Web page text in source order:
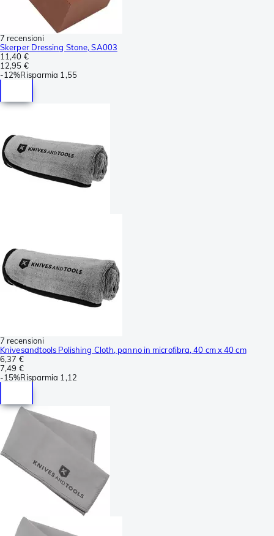
7 recensioni
Skerper Dressing Stone, SA003
11,40 €
12,95 €
-12%Risparmia 1,55
7 recensioni
Knivesandtools Polishing Cloth, panno in microfibra, 40 cm x 40 cm
6,37 €
7,49 €
-15%Risparmia 1,12